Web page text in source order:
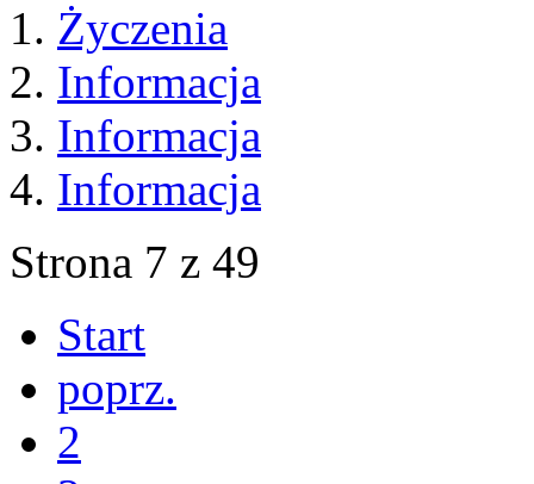
Życzenia
Informacja
Informacja
Informacja
Strona 7 z 49
Start
poprz.
2